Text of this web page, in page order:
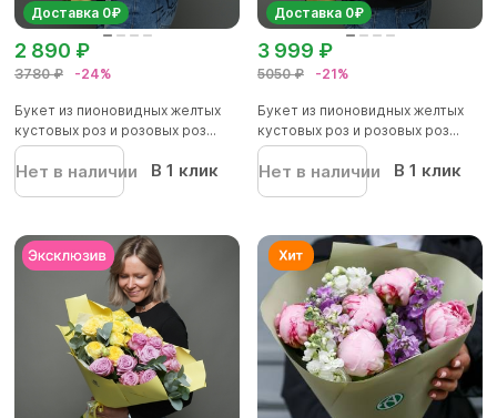
Доставка 0₽
3780 ₽ -24%
2 890 ₽
Букет из пионовидных желтых
кустовых роз и розовых роз...
Нет в наличии В 1 клик
Доставка 0₽
5050 ₽ -21%
3 999 ₽
Букет из пионовидных желтых
кустовых роз и розовых роз...
Нет в наличии В 1 клик